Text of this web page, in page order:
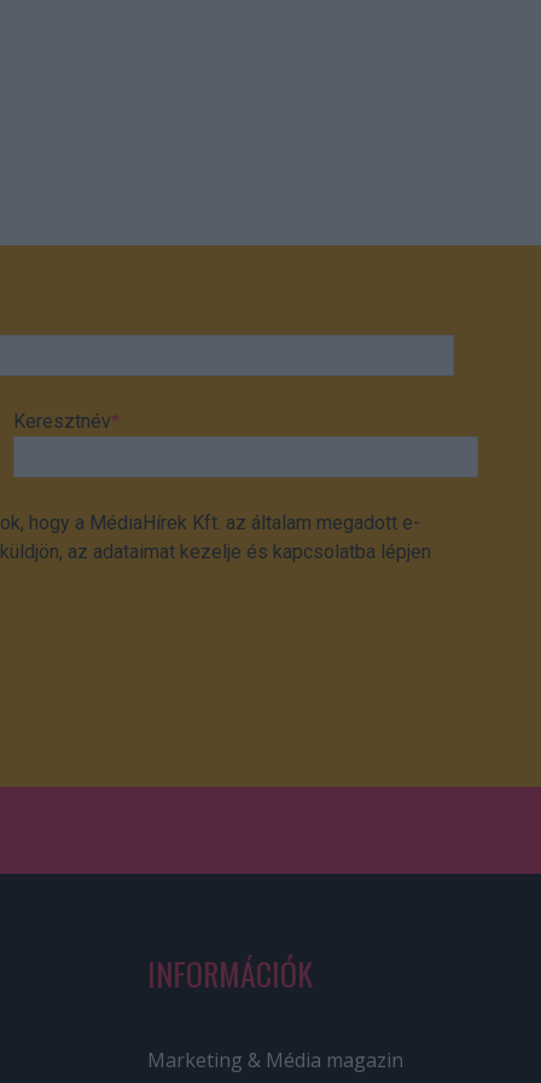
Keresztnév*
hogy a MédiaHírek Kft. az általam megadott e-
az adataimat kezelje és kapcsolatba lépjen
INFORMÁCIÓK
Marketing & Média magazin